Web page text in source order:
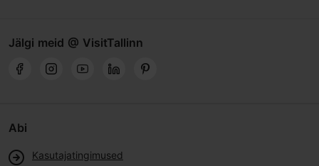
Jälgi meid @ VisitTallinn
Abi
Kasutajatingimused